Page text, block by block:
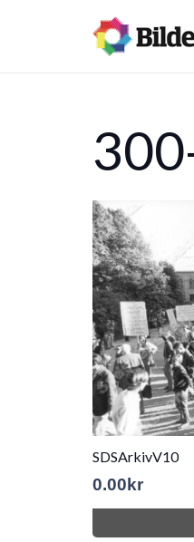
SDSArkivV10
0.00 kr